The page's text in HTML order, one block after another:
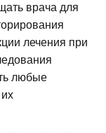
врача для
лечения при
любые